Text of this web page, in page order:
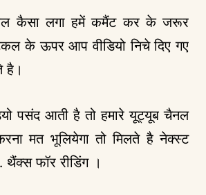
कैसा लगा हमें कमैंट कर के जरूर
के ऊपर आप वीडियो निचे दिए गए
है।
पसंद आती है तो हमारे यूट्यूब चैनल
मत भूलियेगा तो मिलते है नेक्स्ट
फॉर रीडिंग ।